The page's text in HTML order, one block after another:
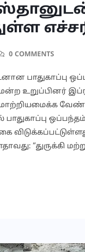
0 COMMENTS
பாதுகாப்பு
உறுப்பினர்
பாதுகாப்பு
“துருக்கி